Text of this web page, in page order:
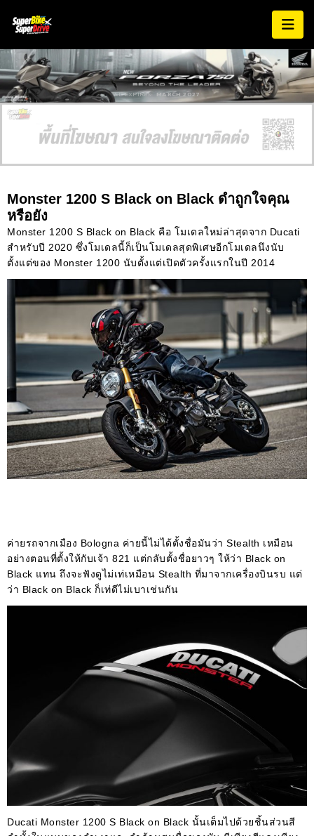
AD EXPIRES: MARCH 2027
Monster 1200 S Black on Black ดำถูกใจคุณ
หรือยัง
Monster 1200 S Black on Black คือ โมเดลใหม่ล่าสุดจาก Ducati
สำหรับปี 2020 ซึ่งโมเดลนี้ก็เป็นโมเดลสุดพิเศษอีกโมเดลนึงนับ
ตั้งแต่ของ Monster 1200 นับตั้งแต่เปิดตัวครั้งแรกในปี 2014
ค่ายรถจากเมือง Bologna ค่ายนี้ไม่ได้ตั้งชื่อมันว่า Stealth เหมือน
อย่างตอนที่ตั้งให้กับเจ้า 821 แต่กลับตั้งชื่อยาวๆ ให้ว่า Black on
Black แทน ถึงจะฟังดูไม่เท่เหมือน Stealth ที่มาจากเครื่องบินรบ แต่
ว่า Black on Black ก็เท่ดีไม่เบาเช่นกัน
Ducati Monster 1200 S Black on Black นั้นเต็มไปด้วยชิ้นส่วนสี